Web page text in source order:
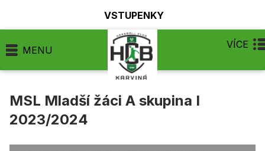
VSTUPENKY
MENU VÍCE
MSL Mladší žáci A skupina I
2023/2024